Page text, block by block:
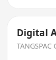
Digital
TANGSPAC